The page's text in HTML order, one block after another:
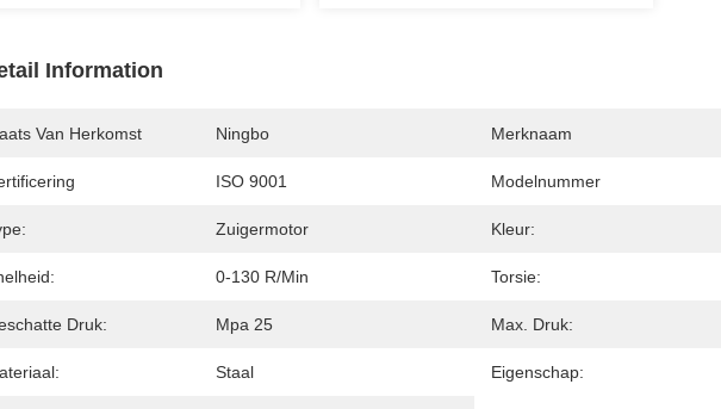
Information
Van Herkomst Ningbo Merknaam
ISO 9001 Modelnummer
Zuigermotor Kleur:
0-130 R/min Torsie:
Druk: Mpa 25 Max. Druk:
Staal Eigenschap: